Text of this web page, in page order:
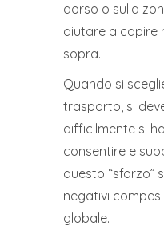
dorso o sulla
aiutare a capire
sopra.
Quando si
trasporto, si
difficilmente si
consentire e
questo “sforzo”
negativi
globale.